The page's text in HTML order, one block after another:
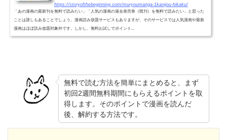
https://storyofthebeginning.com/muryoumanga-1kanijou-hikaku/
「あの漫画の最新刊を無料で読みたい」「人気の漫画の過去発売巻（既刊）を無料で読みたい」と思った
ことは誰しもあることでしょう。漫画読み放題サービスもありますが、そのサービスでは人気漫画や最新
漫画はほぼ読み放題対象外です。しかし、無料お試しでポイント...
無料で読む方法を簡単にまとめると、まず
初回2週間無料期間にもらえるポイントを取
得します。そのポイントで漫画を読んだ
後、解約する方法です。